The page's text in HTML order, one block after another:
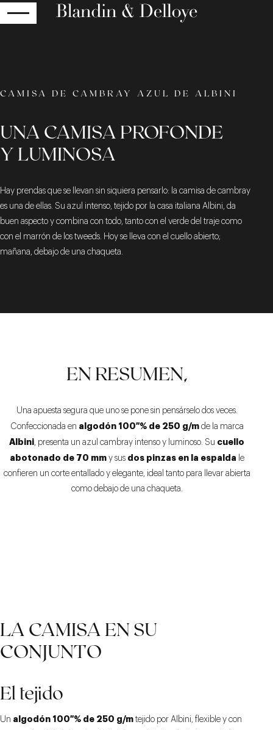
CAMISA DE CAMBRAY AZUL DE ALBINI
UNA CAMISA PROFONDE
Y LUMINOSA
Hay prendas que se llevan sin siquiera pensarlo: la camisa de cambray
es una de ellas. Su azul intenso, tejido por la casa italiana Albini, da
buen aspecto y combina con todo, tanto con el verde del traje como
con el marrón de los tweeds. Hoy se lleva con el cuello abierto;
mañana, debajo de una chaqueta.
EN RESUMEN,
Una apuesta segura que uno se pone sin pensárselo dos veces.
Confeccionada en algodón 100 % de 250 g/mde la marca
Albini, presenta un azul cambray intenso y luminoso. Su cuello
abotonado de 70 mmy sus dos pinzas en la espalda le
confieren un corte entallado y elegante, ideal tanto para llevar abierta
como debajo de una chaqueta.
LA CAMISA EN SU
CONJUNTO
El tejido
Un algodón 100 % de 250 g/m tejido por Albini, flexible y con